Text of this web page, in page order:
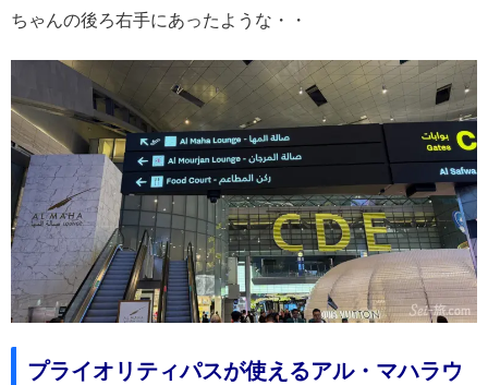
ちゃんの後ろ右手にあったような・・
プライオリティパスが使えるアル・マハラウ